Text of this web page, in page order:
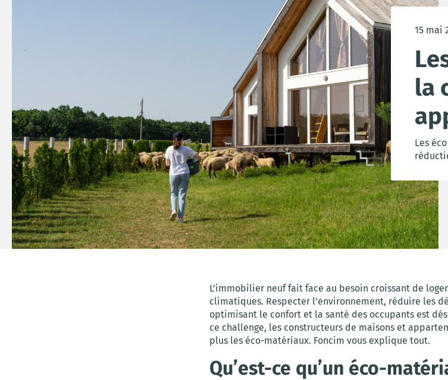
15 mai
la
Les
L’immobilier neuf fait face au besoin croissant de
climatiques. Respecter l’environnement, réduire les
optimisant le confort et la santé des occupants est
ce challenge, les constructeurs de maisons et
plus les éco-matériaux. Foncim vous explique tout.
Qu’est-ce qu’un éco-